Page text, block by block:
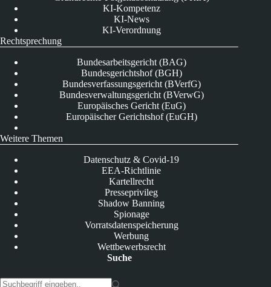
KI-Kompetenz
KI-News
KI-Verordnung
Rechtsprechung
Bundesarbeitsgericht (BAG)
Bundesgerichtshof (BGH)
Bundesverfassungsgericht (BVerfG)
Bundesverwaltungsgericht (BVerwG)
Europäisches Gericht (EuG)
Europäischer Gerichtshof (EuGH)
Weitere Themen
Datenschutz & Covid-19
EEA-Richtlinie
Kartellrecht
Presseprivileg
Shadow Banning
Spionage
Vorratsdatenspeicherung
Werbung
Wettbewerbsrecht
Suche